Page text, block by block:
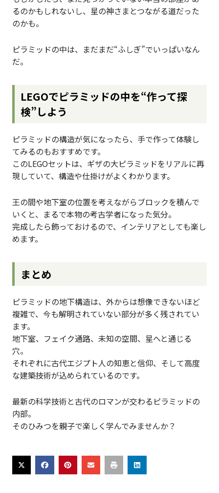
るのかもしれないし、星の神さまとつながる道だった
のかも。
ピラミッドの中は、まだまだ“ふしぎ”でいっぱいなん
だ。
LEGOでピラミッドの中を“作って探
検”しよう
ピラミッドの構造が気になったら、手で作って体験し
てみるのもおすすめです。
このLEGOセットは、ギザの大ピラミッドをリアルに再
現していて、構造や仕掛けがよくわかります。
王の間や地下室の位置を考えながらブロックを積んで
いくと、まるで本物の考古学者になった気分。
完成したら飾っておけるので、インテリアとしても楽し
めます。
まとめ
ピラミッドの地下構造は、外からは想像できないほど
複雑で、今も解明されていない部分が多く残されてい
ます。
地下室、フェイク通路、未知の空間、星へと通じる
穴。
それぞれに古代エジプト人の知恵と信仰、そして高度
な建築技術が込められているのです。
最新の科学技術と古代のロマンが交わるピラミッドの
内部。
そのひみつを親子で楽しく学んでみませんか？